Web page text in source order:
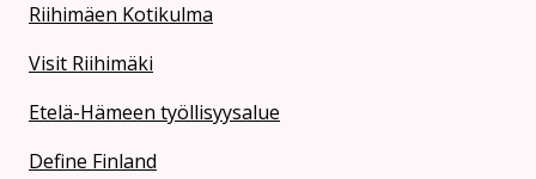
Riihimäen Kotikulma
Visit Riihimäki
Etelä-Hämeen työllisyysalue
Define Finland